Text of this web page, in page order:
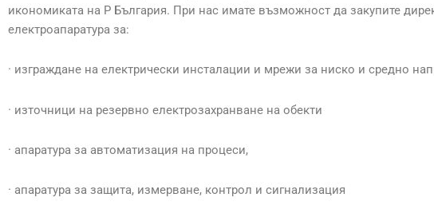
икономиката на Р България. При нас имате възможност да закупите
електроапаратура за:
· изграждане на електрически инсталации и мрежи за ниско и средно
· източници на резервно електрозахранване на обекти
· апаратура за автоматизация на процеси,
· апаратура за защита, измерване, контрол и сигнализация